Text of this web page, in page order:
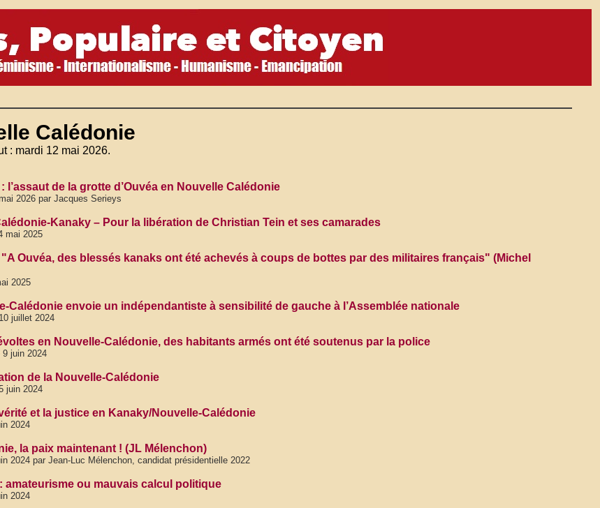
Calédonie
: mardi 12 mai 2026.
l’assaut de la grotte d’Ouvéa en Nouvelle Calédonie
2026 par Jacques Serieys
Kanaky – Pour la libération de Christian Tein et ses camarades
mai 2025
"A Ouvéa, des blessés kanaks ont été achevés à coups de bottes par des militaires français" (Michel
2025
Calédonie envoie un indépendantiste à sensibilité de gauche à l’Assemblée nationale
juillet 2024
en Nouvelle-Calédonie, des habitants armés ont été soutenus par la police
9 juin 2024
de la Nouvelle-Calédonie
juin 2024
et la justice en Kanaky/Nouvelle-Calédonie
2024
la paix maintenant ! (JL Mélenchon)
2024 par Jean-Luc Mélenchon, candidat présidentielle 2022
amateurisme ou mauvais calcul politique
2024